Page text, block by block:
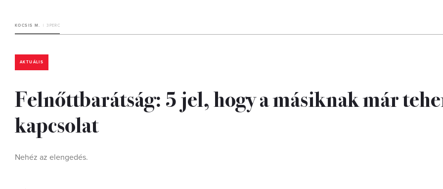
KOCSIS M. 3 PERC
AKTUÁLIS
Felnőttbarátság: 5 jel, hogy a másiknak már
kapcsolat
Nehéz az elengedés.